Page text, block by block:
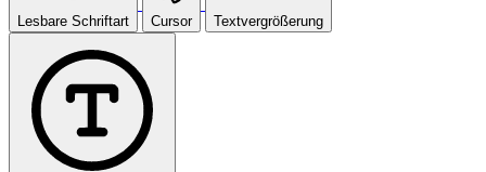
Lesbare Schriftart Cursor Textvergrößerung